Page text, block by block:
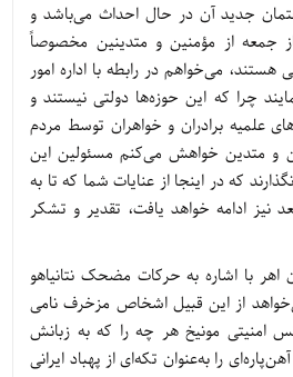
جدید آن در حال احداث می‌باشد و
جمعه از مؤمنین و متدینین مخصوصاً
هستند، می‌خواهم در رابطه با اداره امور
چرا که این حوزه‌ها دولتی نیستند و
علمیه برادران و خواهران توسط مردم
و متدین خواهش می‌کنم مسئولین این
که در اینجا از عنایات شما که تا به
نیز ادامه خواهد یافت، تقدیر و تشکر
با اشاره به حرکات مضحک نتانیاهو
از این قبیل اشخاص مزخرف نامی
امنیتی مونیخ هر چه را که به زبانش
را به‌عنوان تکه‌ای از پهباد ایرانی